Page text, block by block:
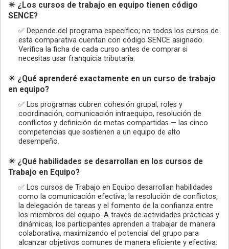
✴️ ¿Los cursos de trabajo en equipo tienen código
SENCE?
✅ Depende del programa específico; no todos los cursos de
esta comparativa cuentan con código SENCE asignado.
Verifica la ficha de cada curso antes de comprar si
necesitas usar franquicia tributaria.
✴️ ¿Qué aprenderé exactamente en un curso de trabajo
en equipo?
✅ Los programas cubren cohesión grupal, roles y
coordinación, comunicación intraequipo, resolución de
conflictos y definición de metas compartidas — las cinco
competencias que sostienen a un equipo de alto
desempeño.
✴️ ¿Qué habilidades se desarrollan en los cursos de
Trabajo en Equipo?
✅ Los cursos de Trabajo en Equipo desarrollan habilidades
como la comunicación efectiva, la resolución de conflictos,
la delegación de tareas y el fomento de la confianza entre
los miembros del equipo. A través de actividades prácticas y
dinámicas, los participantes aprenden a trabajar de manera
colaborativa, maximizando el potencial del grupo para
alcanzar objetivos comunes de manera eficiente y efectiva.